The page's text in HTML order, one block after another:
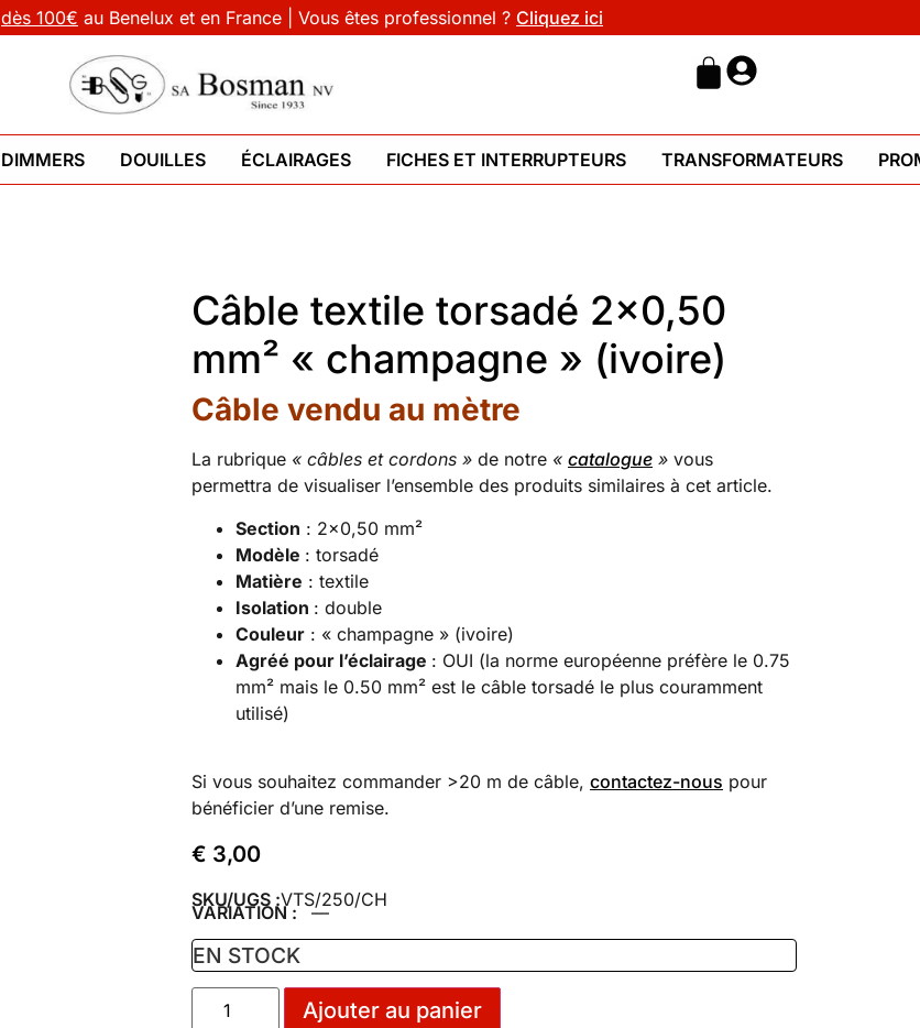
dès 100€ au Benelux et en France | Vous êtes professionnel ? Cliquez ici
DIMMERS DOUILLES ÉCLAIRAGES FICHES ET INTERRUPTEURS TRANSFORMATEURS
Câble textile torsadé 2×0,50
mm² « champagne » (ivoire)
Câble vendu au mètre
La rubrique « câbles et cordons » de notre « catalogue » vous
permettra de visualiser l’ensemble des produits similaires à cet article.
Section : 2×0,50 mm²
Modèle : torsadé
Matière : textile
Isolation : double
Couleur : « champagne » (ivoire)
Agréé pour l’éclairage : OUI (la norme européenne préfère le 0.75
mm² mais le 0.50 mm² est le câble torsadé le plus couramment
utilisé)
Si vous souhaitez commander >20 m de câble, contactez-nous pour
bénéficier d’une remise.
€ 3,00
SKU/UGS :VTS/250/CH
VARIATION : —
EN STOCK
Ajouter au panier